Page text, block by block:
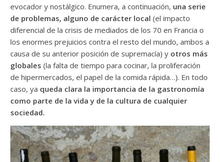
evocador y nostálgico. Enumera, a continuación, una serie
de problemas, alguno de carácter local (el impacto
diferencial de la crisis de mediados de los 70 en Francia o
los enormes prejuicios contra el resto del mundo, ambos a
causa de su anterior posición de supremacía) y otros más
globales (la falta de tiempo para cocinar, la proliferación
de hipermercados, el papel de la comida rápida…). En todo
caso, ya queda clara la importancia de la gastronomía
como parte de la vida y de la cultura de cualquier
sociedad.